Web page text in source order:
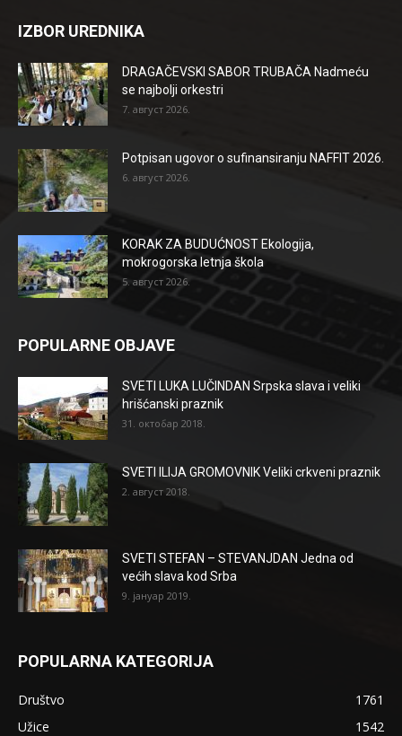
IZBOR UREDNIKA
DRAGAČEVSKI SABOR TRUBAČA Nadmeću
se najbolji orkestri
7. август 2026.
Potpisan ugovor o sufinansiranju NAFFIT 2026.
6. август 2026.
KORAK ZA BUDUĆNOST Ekologija,
mokrogorska letnja škola
5. август 2026.
POPULARNE OBJAVE
SVETI LUKA LUČINDAN Srpska slava i veliki
hrišćanski praznik
31. октобар 2018.
SVETI ILIJA GROMOVNIK Veliki crkveni praznik
2. август 2018.
SVETI STEFAN – STEVANJDAN Jedna od
većih slava kod Srba
9. јануар 2019.
POPULARNA KATEGORIJA
Društvo
1761
Užice
1542